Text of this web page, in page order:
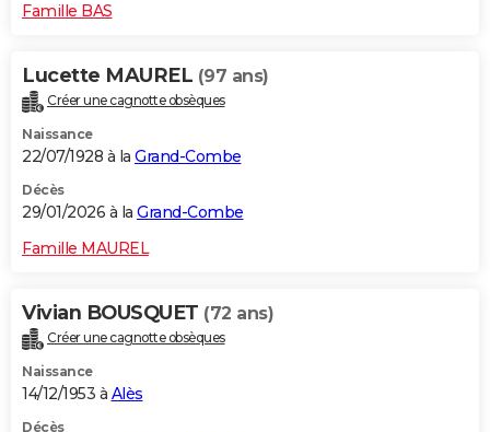
Famille BAS
Lucette MAUREL (97 ans)
Créer une cagnotte obsèques
Naissance
22/07/1928 à la Grand-Combe
Décès
29/01/2026 à la Grand-Combe
Famille MAUREL
Vivian BOUSQUET (72 ans)
Créer une cagnotte obsèques
Naissance
14/12/1953 à Alès
Décès